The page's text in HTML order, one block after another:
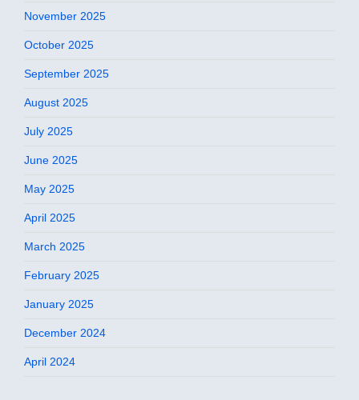
November 2025
October 2025
September 2025
August 2025
July 2025
June 2025
May 2025
April 2025
March 2025
February 2025
January 2025
December 2024
April 2024